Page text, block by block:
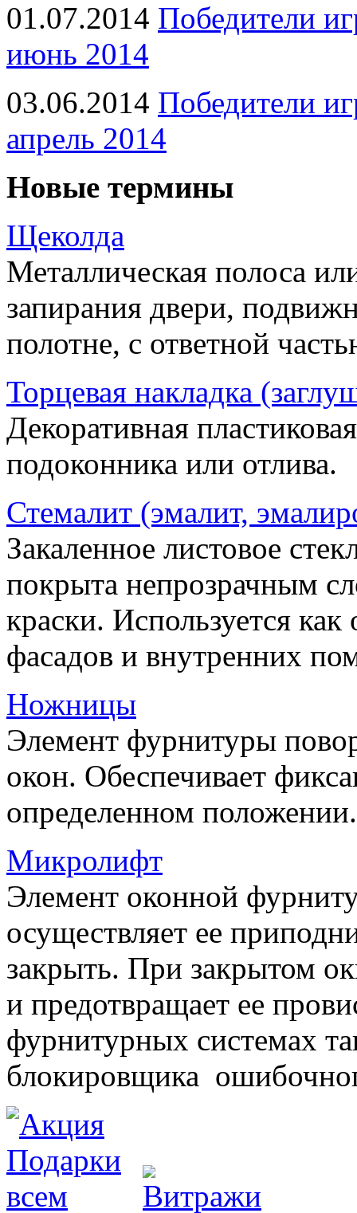
01.07.2014 Победители
июнь 2014
03.06.2014 Победители
апрель 2014
Новые термины
Щеколда
Металлическая полоса
запирания двери,
полотне, с ответной
Торцевая накладка
Декоративная
подоконника или отлива.
Стемалит (эмалит,
Закаленное листовое
покрыта непрозрачным
краски. Используется
фасадов и внутренних
Ножницы
Элемент фурнитуры
окон. Обеспечивает
определенном положении.
Микролифт
Элемент оконной
осуществляет ее
закрыть. При закрытом
и предотвращает ее
фурнитурных системах
блокировщика